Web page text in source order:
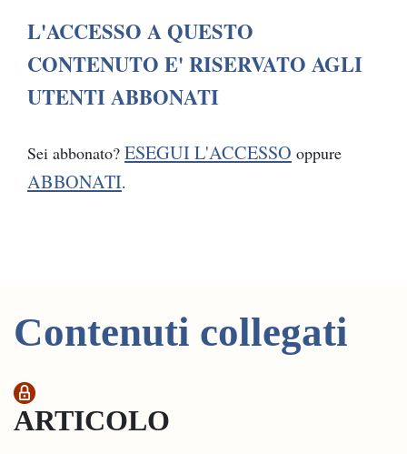
L'ACCESSO A QUESTO
CONTENUTO E' RISERVATO AGLI
UTENTI ABBONATI
Sei abbonato? ESEGUI L'ACCESSO oppure
ABBONATI.
Contenuti collegati
ARTICOLO